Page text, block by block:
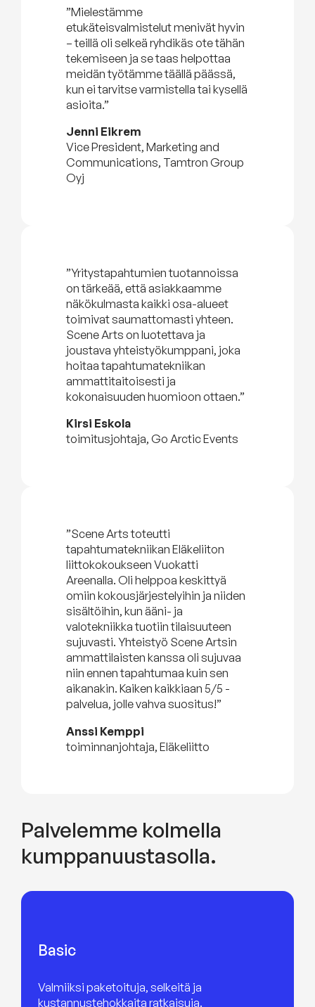
”Mielestämme
etukäteisvalmistelut menivät hyvin
– teillä oli selkeä ryhdikäs ote tähän
tekemiseen ja se taas helpottaa
meidän työtämme täällä päässä,
kun ei tarvitse varmistella tai kysellä
asioita.”
Jenni Eikrem
Vice President, Marketing and
Communications, Tamtron Group
Oyj
”Yritystapahtumien tuotannoissa
on tärkeää, että asiakkaamme
näkökulmasta kaikki osa-alueet
toimivat saumattomasti yhteen.
Scene Arts on luotettava ja
joustava yhteistyökumppani, joka
hoitaa tapahtumatekniikan
ammattitaitoisesti ja
kokonaisuuden huomioon ottaen.”
Kirsi Eskola
toimitusjohtaja, Go Arctic Events
”Scene Arts toteutti
tapahtumatekniikan Eläkeliiton
liittokokoukseen Vuokatti
Areenalla. Oli helppoa keskittyä
omiin kokousjärjestelyihin ja niiden
sisältöihin, kun ääni- ja
valotekniikka tuotiin tilaisuuteen
sujuvasti. Yhteistyö Scene Artsin
ammattilaisten kanssa oli sujuvaa
niin ennen tapahtumaa kuin sen
aikanakin. Kaiken kaikkiaan 5/5 -
palvelua, jolle vahva suositus!”
Anssi Kemppi
toiminnanjohtaja, Eläkeliitto
Palvelemme kolmella
kumppanuustasolla.
Basic
Valmiiksi paketoituja, selkeitä ja
kustannustehokkaita ratkaisuja.